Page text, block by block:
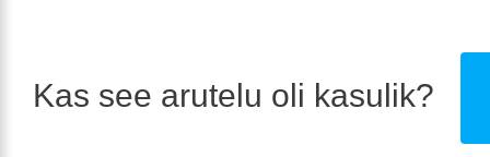
Kas see arutelu oli kasulik?